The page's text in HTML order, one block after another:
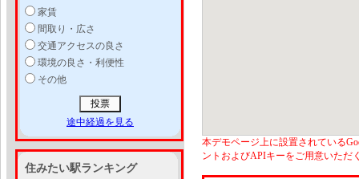
家賃
間取り・広さ
交通アクセスの良さ
環境の良さ・利便性
その他
途中経過を見る
住みたい駅ランキング
本デモページ上に設置されている
ントおよびAPIキーをご用意いただ